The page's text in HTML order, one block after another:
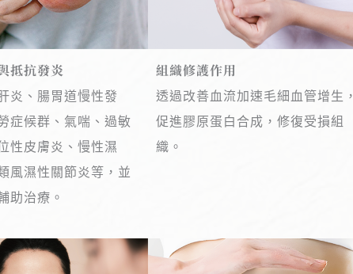
抵抗發炎
炎、腸胃道慢性發
症候群、氣喘、過敏
性皮膚炎、慢性濕
風濕性關節炎等，並
助治療。
組織修護作用
透過改善血流加速毛細血管增生，
促進膠原蛋白合成，修復受損組
織。